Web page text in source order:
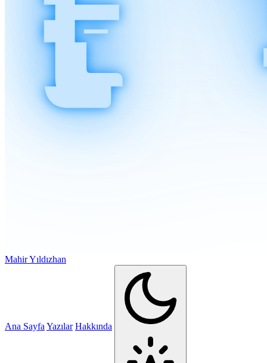
Mahir Yıldızhan
Ana Sayfa Yazılar Hakkında